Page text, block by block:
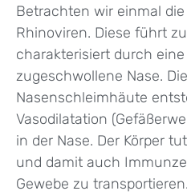
Betrachten wir einmal
Rhinoviren. Diese führt
charakterisiert durch
zugeschwollene Nase.
Nasenschleimhäute
Vasodilatation
in der Nase. Der Körper
und damit auch
Gewebe zu